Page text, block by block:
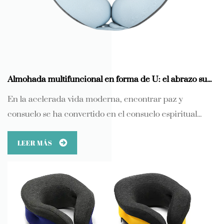
Almohada multifuncional en forma de U: el abrazo suave y el respaldo científico de la espuma viscoelástica
En la acelerada vida moderna, encontrar paz y
consuelo se ha convertido en el consuelo espiritual...
LEER MÁS